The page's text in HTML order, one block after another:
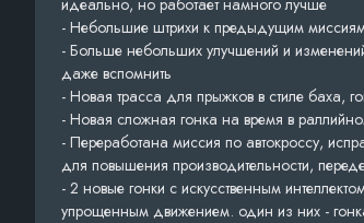
- Небольшие штрихи к предыдущим
- Больше небольших улучшений и
даже вспомнить
- Новая трасса для прыжков в стиле баха,
- Новая сложная гонка на время в
- Переработана миссия по автокроссу,
для повышения производительности,
- 2 новые гонки с искусственным
упрощенным движением. один из них -